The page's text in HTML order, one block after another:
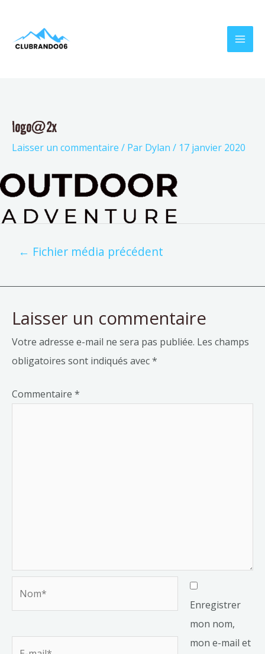
contenu
logo@2x
Laisser un commentaire / Par Dylan / 17 janvier 2020
l’article
← Fichier média précédent
Laisser un commentaire
Votre adresse e-mail ne sera pas publiée. Les champs
obligatoires sont indiqués avec*
Commentaire *
Enregistrer
mon nom,
mon e-mail et